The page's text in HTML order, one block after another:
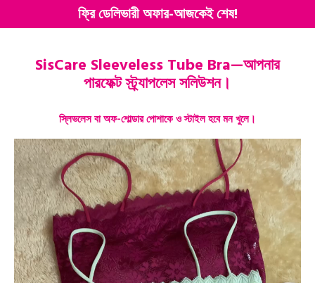
ফ্রি ডেলিভারী অফার-আজকেই শেষ!
SisCare Sleeveless Tube Bra—আপনার
পারফেক্ট স্ট্র্যাপলেস সলিউশন।
স্লিভলেস বা অফ-শোল্ডার পোশাকে ও স্টাইল হবে মন খুলে।